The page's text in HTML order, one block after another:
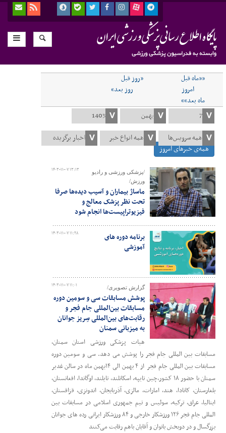
««ماه قبل
«روز قبل
امروز
روز بعد»
ماه بعد»»
همه‌ی خبرهای امروز
۱۴۰۳-۱۱-۰۷ ۱۳:۱۳
/پزشکی ورزشی و رادیو
ورزش/
ماساژ بیماران و آسیب دیده‌ها صرفا
تحت نظر پزشک معالج و
فیزیوتراپیست‌ها انجام شود
۱۴۰۳-۱۱-۰۷ ۱۱:۲۸
برنامه دوره های
آموزشی
۱۴۰۳-۱۱-۰۷ ۱۱:۰۱ گزارش تصویری/
پوشش مسابقات سی و سومین دوره
مسابقات بین‌المللی جام فجر و
رقابت‌های بین‌المللی سِریز جوانان
به میزبانی سمنان
هیات پزشکی ورزشی استان سمنان،
مسابقات بین المللی جام فجر را پوشش می دهد. سی و سومین دوره
مسابقات بین المللی جام فجر از ۴ بهمن الی ۱۴بهمن ماه در سالن غدیر
سمنان با حضور ۱۸ کشور،چین تایپه، اسکاتلند، تایلند، اوگاندا، افغانستان،
بلغارستان، کانادا، هند، امارات، مالزی، آذربایجان، اندونزی، قزاقستان،
ایتالیا، عراق، ترکیه، سوئیس و تیم جمهوری اسلامی در مسابقات بین
المللی جام فجر ۱۲۶ ورزشکار خارجی و ۸۴ ورزشکار ایرانی رده های جوانان
بزرگسال و در دوبخش بانوان و آقایان باهم رقابت می‌کنند